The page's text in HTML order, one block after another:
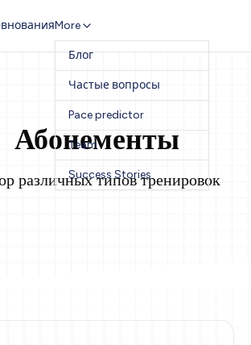
More
Блог
Частые вопросы
Pace predictor
Team
Success Stories
Абонементы
различных типов тренировок